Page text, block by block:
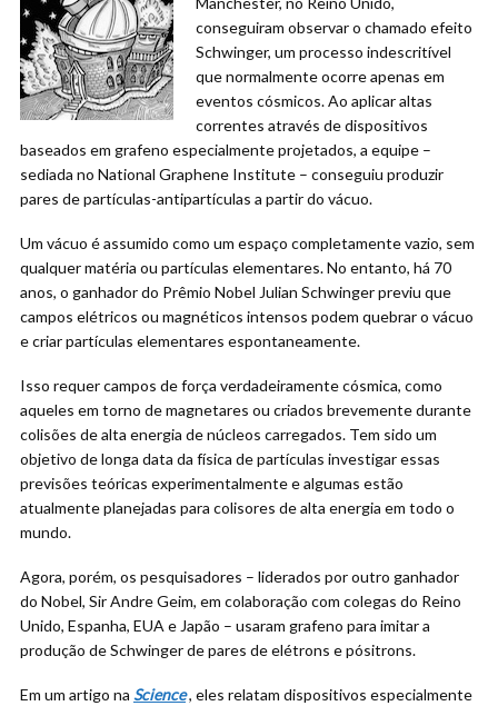
conseguiram observar o chamado efeito
Schwinger, um processo indescritível
que normalmente ocorre apenas em
eventos cósmicos. Ao aplicar altas
correntes através de dispositivos
baseados em grafeno especialmente projetados, a equipe –
sediada no National Graphene Institute – conseguiu produzir
pares de partículas-antipartículas a partir do vácuo.
Um vácuo é assumido como um espaço completamente vazio, sem
qualquer matéria ou partículas elementares. No entanto, há 70
anos, o ganhador do Prêmio Nobel Julian Schwinger previu que
campos elétricos ou magnéticos intensos podem quebrar o vácuo
e criar partículas elementares espontaneamente.
Isso requer campos de força verdadeiramente cósmica, como
aqueles em torno de magnetares ou criados brevemente durante
colisões de alta energia de núcleos carregados. Tem sido um
objetivo de longa data da física de partículas investigar essas
previsões teóricas experimentalmente e algumas estão
atualmente planejadas para colisores de alta energia em todo o
mundo.
Agora, porém, os pesquisadores – liderados por outro ganhador
do Nobel, Sir Andre Geim, em colaboração com colegas do Reino
Unido, Espanha, EUA e Japão – usaram grafeno para imitar a
produção de Schwinger de pares de elétrons e pósitrons.
Em um artigo na Science, eles relatam dispositivos especialmente